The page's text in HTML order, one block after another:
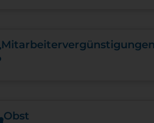
Mitarbeiter­vergünstigungen
Obst